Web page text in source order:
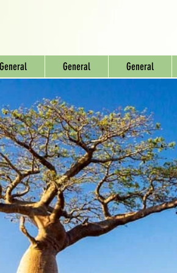
General General General